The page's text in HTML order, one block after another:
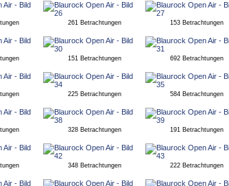
261 Betrachtungen 153 Betrachtungen
151 Betrachtungen 692 Betrachtungen
225 Betrachtungen 584 Betrachtungen
328 Betrachtungen 191 Betrachtungen
348 Betrachtungen 222 Betrachtungen